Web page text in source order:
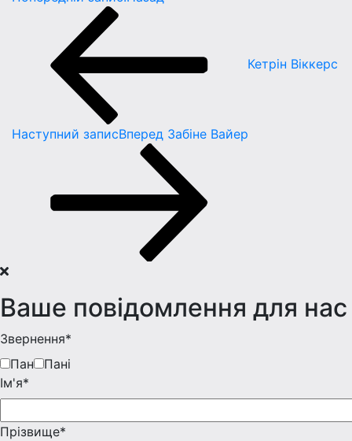
Кетрiн Вiккерс
Наступний записВперед Забiне Вайер
Ваше повідомлення для нас
Звернення*
Пан
Пані
Iм'я*
Прізвище*